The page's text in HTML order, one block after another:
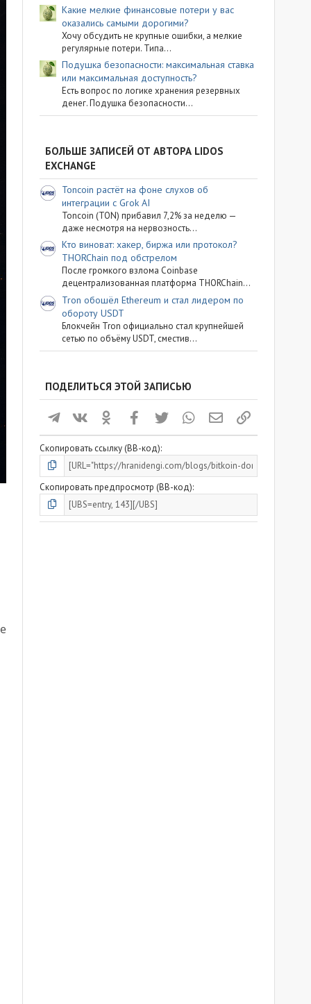
Какие мелкие финансовые потери у вас
оказались самыми дорогими?
Хочу обсудить не крупные ошибки, а мелкие
регулярные потери. Типа...
Подушка безопасности: максимальная ставка
или максимальная доступность?
Есть вопрос по логике хранения резервных
денег. Подушка безопасности...
БОЛЬШЕ ЗАПИСЕЙ ОТ АВТОРА LIDOS
EXCHANGE
Toncoin растёт на фоне слухов об
интеграции с Grok AI
Toncoin (TON) прибавил 7,2% за неделю —
даже несмотря на нервозность...
Кто виноват: хакер, биржа или протокол?
THORChain под обстрелом
После громкого взлома Coinbase
децентрализованная платформа THORChain...
Tron обошёл Ethereum и стал лидером по
обороту USDT
Блокчейн Tron официально стал крупнейшей
сетью по объёму USDT, сместив...
ПОДЕЛИТЬСЯ ЭТОЙ ЗАПИСЬЮ
ТелеграмВКонтактеОдноклассники
FacebookTwitter WhatsAppЭлектронная почта
Скопировать ссылку (BB-код)
Скопировать предпросмотр (BB-код)